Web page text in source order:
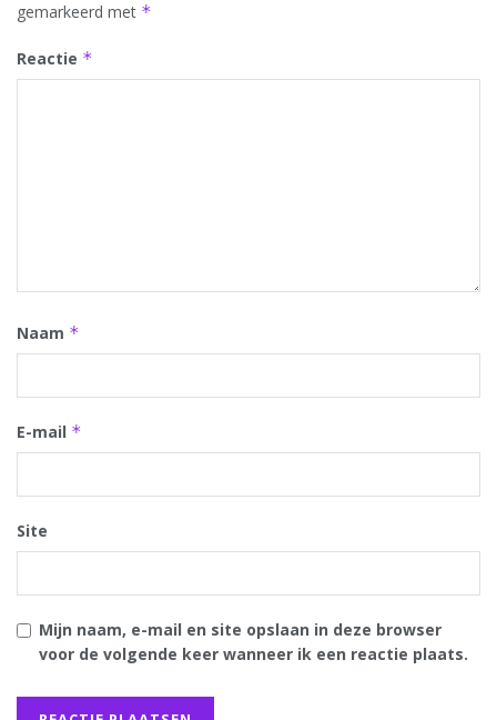
gemarkeerd met *
Reactie *
Naam *
E-mail *
Site
Mijn naam, e-mail en site opslaan in deze browser
voor de volgende keer wanneer ik een reactie plaats.